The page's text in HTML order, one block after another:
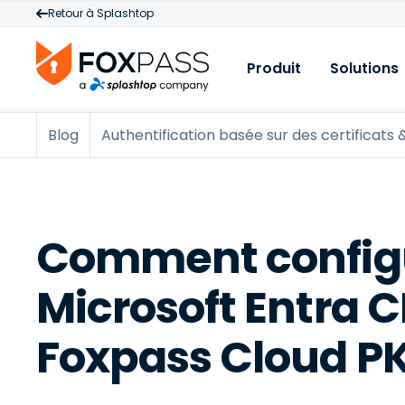
Retour à Splashtop
Produit
Produit
Licences et
Solutions
Blog Authentification basée sur des certificats
Comment
Microsoft Entra
Foxpass Cloud